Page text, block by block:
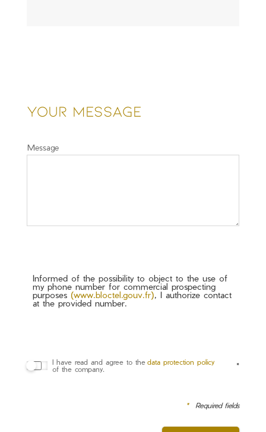
Your message
Message
Informed of the possibility to object to the use of
my phone number for commercial prospecting
purposes (www.bloctel.gouv.fr), I authorize contact
at the provided number.
I have read and agree to the data protection policy
of the company.
*
* Required fields